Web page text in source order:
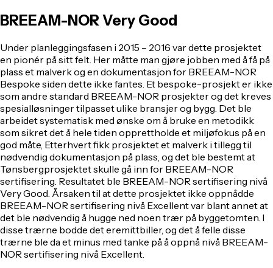
BREEAM-NOR Very Good
Under planleggingsfasen i 2015 – 2016 var dette prosjektet
en pionér på sitt felt. Her måtte man gjøre jobben med å få på
plass et malverk og en dokumentasjon for BREEAM-NOR
Bespoke siden dette ikke fantes. Et bespoke-prosjekt er ikke
som andre standard BREEAM-NOR prosjekter og det kreves
spesialløsninger tilpasset ulike bransjer og bygg. Det ble
arbeidet systematisk med ønske om å bruke en metodikk
som sikret det å hele tiden opprettholde et miljøfokus på en
god måte, Etterhvert fikk prosjektet et malverk i tillegg til
nødvendig dokumentasjon på plass, og det ble bestemt at
Tønsbergprosjektet skulle gå inn for BREEAM-NOR
sertifisering. Resultatet ble BREEAM-NOR sertifisering nivå
Very Good. Årsaken til at dette prosjektet ikke oppnådde
BREEAM-NOR sertifisering nivå Excellent var blant annet at
det ble nødvendig å hugge ned noen trær på byggetomten. I
disse trærne bodde det eremittbiller, og det å felle disse
trærne ble da et minus med tanke på å oppnå nivå BREEAM-
NOR sertifisering nivå Excellent.